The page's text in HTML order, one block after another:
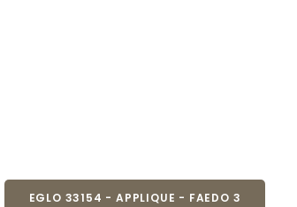
EGLO 33154 - APPLIQUE - FAEDO 3